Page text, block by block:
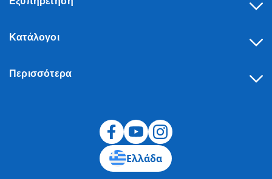
Κατάλογοι
Περισσότερα
Ελλάδα